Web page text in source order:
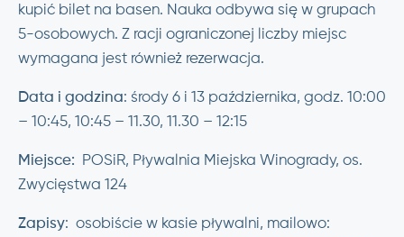
kupić bilet na basen. Nauka odbywa się w grupach
5-osobowych. Z racji ograniczonej liczby miejsc
wymagana jest również rezerwacja.
Data i godzina: środy 6 i 13 października, godz. 10:00
– 10:45, 10:45 – 11.30, 11.30 – 12:15
Miejsce: POSiR, Pływalnia Miejska Winogrady, os.
Zwycięstwa 124
Zapisy: osobiście w kasie pływalni, mailowo: